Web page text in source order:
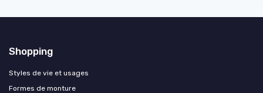
Shopping
Styles de vie et usages
Formes de monture